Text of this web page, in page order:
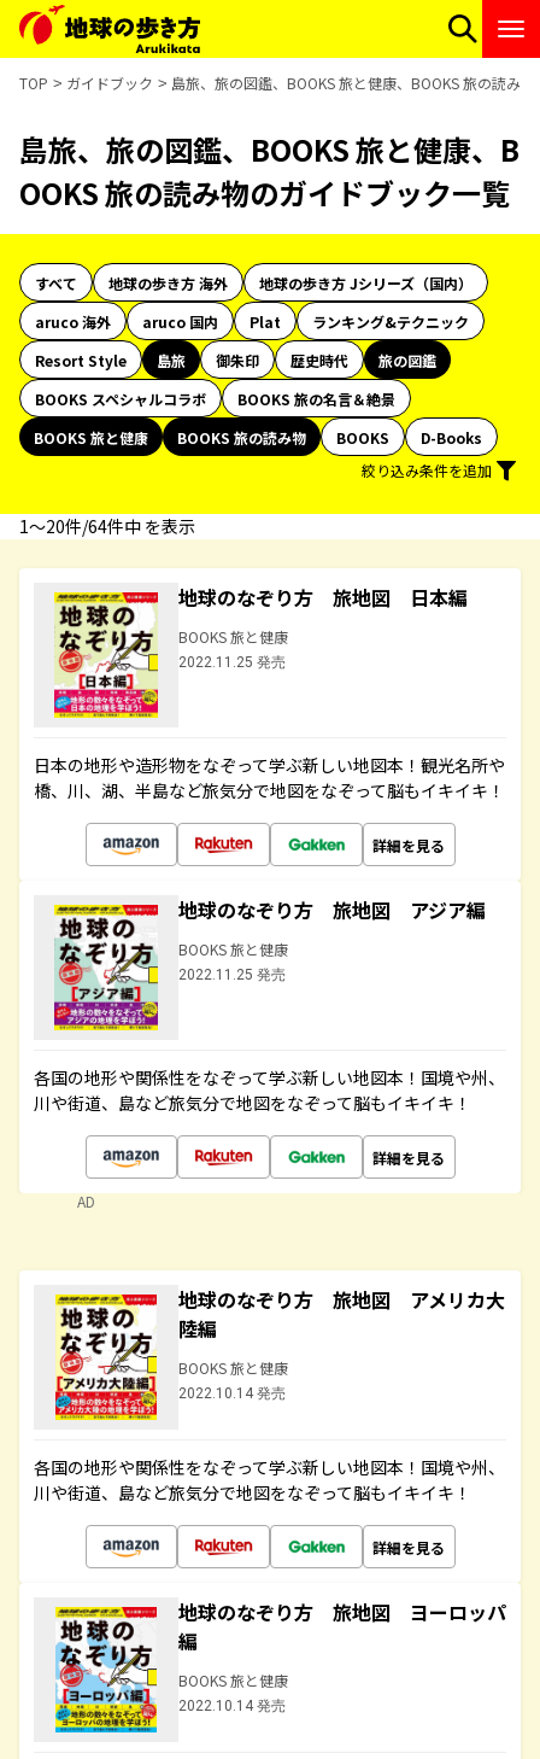
TOP ガイドブック 島旅、旅の図鑑、BOOKS 旅と健康、BOOKS 旅の読み
島旅、旅の図鑑、BOOKS 旅と健康、B
OOKS 旅の読み物のガイドブック一覧
すべて 地球の歩き方 海外
地球の歩き方 Jシリーズ（国内）
aruco 海外
aruco 国内 Plat
ランキング&テクニック
Resort Style
島旅 御朱印 歴史時代
旅の図鑑
BOOKS スペシャルコラボ
BOOKS 旅の名言＆絶景
BOOKS 旅と健康
BOOKS 旅の読み物 BOOKS
D-Books
絞り込み条件を追加
1〜20件/64件中 を表示
地球のなぞり方 旅地図 日本編
BOOKS 旅と健康
2022.11.25 発売
日本の地形や造形物をなぞって学ぶ新しい地図本！観光名所や
橋、川、湖、半島など旅気分で地図をなぞって脳もイキイキ！
詳細を見る
地球のなぞり方 旅地図 アジア編
BOOKS 旅と健康
2022.11.25 発売
各国の地形や関係性をなぞって学ぶ新しい地図本！国境や州、
川や街道、島など旅気分で地図をなぞって脳もイキイキ！
詳細を見る
AD
地球のなぞり方 旅地図 アメリカ大
陸編
BOOKS 旅と健康
2022.10.14 発売
各国の地形や関係性をなぞって学ぶ新しい地図本！国境や州、
川や街道、島など旅気分で地図をなぞって脳もイキイキ！
詳細を見る
地球のなぞり方 旅地図 ヨーロッパ
編
BOOKS 旅と健康
2022.10.14 発売